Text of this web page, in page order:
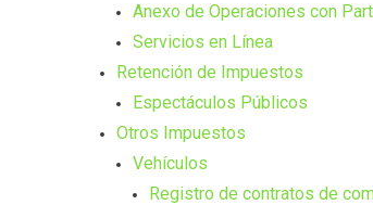
Anexo de Operaciones con
Servicios en Línea
Retención de Impuestos
Espectáculos Públicos
Otros Impuestos
Vehículos
Registro de contratos de